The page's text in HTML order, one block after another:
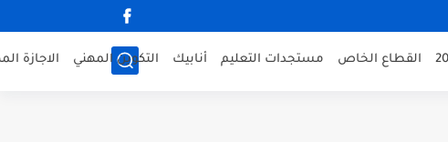
القطاع الخاص مستجدات التعليم أنابيك التكوين المهني الاجازة